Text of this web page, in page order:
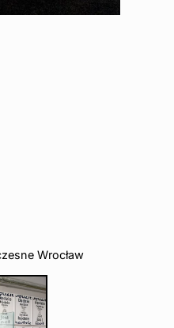
Wrocław